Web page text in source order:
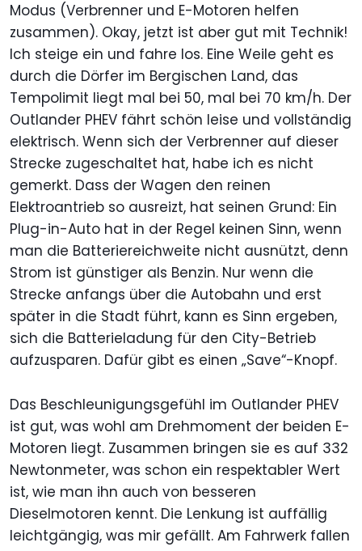
Modus (Verbrenner und E-Motoren helfen
zusammen). Okay, jetzt ist aber gut mit Technik!
Ich steige ein und fahre los. Eine Weile geht es
durch die Dörfer im Bergischen Land, das
Tempolimit liegt mal bei 50, mal bei 70 km/h. Der
Outlander PHEV fährt schön leise und vollständig
elektrisch. Wenn sich der Verbrenner auf dieser
Strecke zugeschaltet hat, habe ich es nicht
gemerkt. Dass der Wagen den reinen
Elektroantrieb so ausreizt, hat seinen Grund: Ein
Plug-in-Auto hat in der Regel keinen Sinn, wenn
man die Batteriereichweite nicht ausnützt, denn
Strom ist günstiger als Benzin. Nur wenn die
Strecke anfangs über die Autobahn und erst
später in die Stadt führt, kann es Sinn ergeben,
sich die Batterieladung für den City-Betrieb
aufzusparen. Dafür gibt es einen „Save“-Knopf.
Das Beschleunigungsgefühl im Outlander PHEV
ist gut, was wohl am Drehmoment der beiden E-
Motoren liegt. Zusammen bringen sie es auf 332
Newtonmeter, was schon ein respektabler Wert
ist, wie man ihn auch von besseren
Dieselmotoren kennt. Die Lenkung ist auffällig
leichtgängig, was mir gefällt. Am Fahrwerk fallen